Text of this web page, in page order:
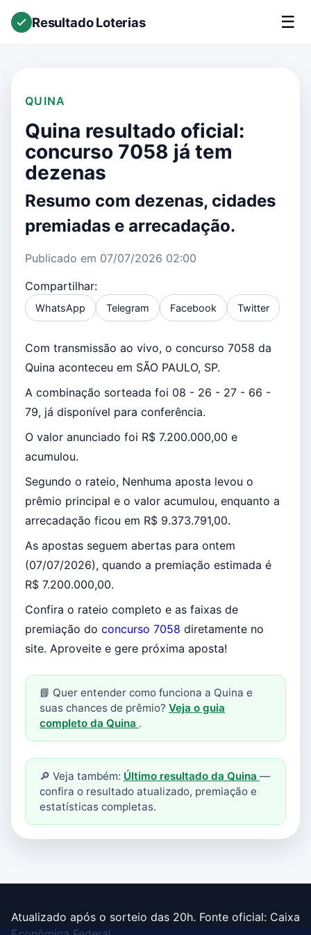
Resultado Loterias ☰
QUINA
Quina resultado oficial:
concurso 7058 já tem
dezenas
Resumo com dezenas, cidades
premiadas e arrecadação.
Publicado em 07/07/2026 02:00
Compartilhar:
WhatsApp Telegram Facebook Twitter
Com transmissão ao vivo, o concurso 7058 da
Quina aconteceu em SÃO PAULO, SP.
A combinação sorteada foi 08 - 26 - 27 - 66 -
79, já disponível para conferência.
O valor anunciado foi R$ 7.200.000,00 e
acumulou.
Segundo o rateio, Nenhuma aposta levou o
prêmio principal e o valor acumulou, enquanto a
arrecadação ficou em R$ 9.373.791,00.
As apostas seguem abertas para ontem
(07/07/2026), quando a premiação estimada é
R$ 7.200.000,00.
Confira o rateio completo e as faixas de
premiação do concurso 7058 diretamente no
site. Aproveite e gere próxima aposta!
📘 Quer entender como funciona a Quina e
suas chances de prêmio? Veja o guia
completo da Quina .
🔎 Veja também: Último resultado da Quina —
confira o resultado atualizado, premiação e
estatísticas completas.
Atualizado após o sorteio das 20h. Fonte oficial: Caixa